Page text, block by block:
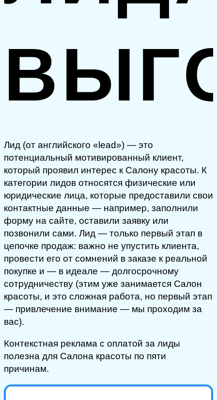
Лид (от английского «lead») — это
потенциальный мотивированный клиент,
который проявил интерес к Салону красоты. К
категории лидов относятся физические или
юридические лица, которые предоставили свои
контактные данные — например, заполнили
форму на сайте, оставили заявку или
позвонили сами. Лид — только первый этап в
цепочке продаж: важно не упустить клиента,
провести его от сомнений в заказе к реальной
покупке и — в идеале — долгосрочному
сотрудничеству (этим уже занимается Салон
красоты, и это сложная работа, но первый этап
— привлечение внимание — мы проходим за
вас).
Контекстная реклама с оплатой за лиды
полезна для Салона красоты по пяти
причинам.